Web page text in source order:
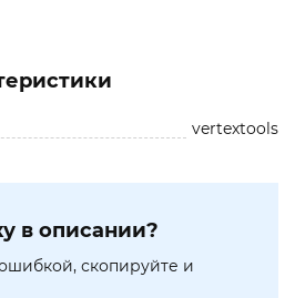
vertextools
в описании?
скопируйте и